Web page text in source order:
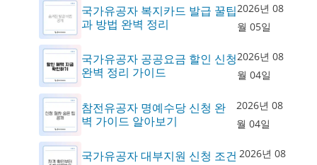
국가유공자 복지카드 발급 꿀팁
과 방법 완벽 정리
2026년 08
월 05일
국가유공자 공공요금 할인 신청
완벽 정리 가이드
2026년 08
월 04일
참전유공자 명예수당 신청 완
벽 가이드 알아보기
2026년 08
월 04일
국가유공자 대부지원 신청 조건 2026년 08